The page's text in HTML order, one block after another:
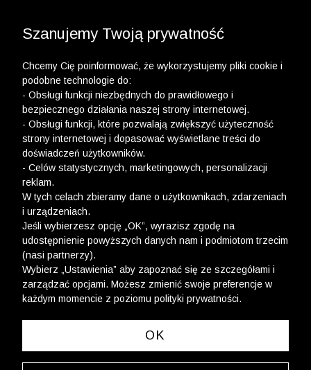
DRUGI I TRZECI PRODUKT >>
Koszule damskie
ROZMIAR KOSZULI
XXS
32
XS
34
Obwód klatki
piersiowej [+/-1
cm]
107 111
Obwód talii [+/-
1cm]
Długość całkowita
[+/-1cm]
70,5 71
Długość rękawa z
mankietem
[+/-1cm]
56,5 56,5
Szanujemy Twoją prywatność
Chcemy Cię poinformować, że wykorzystujemy pliki cookie i
podobne technologie do:
- Obsługi funkcji niezbędnych do prawidłowego i
bezpiecznego działania naszej strony internetowej.
- Obsługi funkcji, które pozwalają zwiększyć użyteczność
strony internetowej i dopasować wyświetlane treści do
doświadczeń użytkowników.
- Celów statystycznych, marketingowych, personalizacji
reklam.
W tych celach zbieramy dane o użytkownikach, zdarzeniach
i urządzeniach.
Jeśli wybierzesz opcję „OK”, wyrazisz zgodę na
udostępnienie powyższych danych nam i podmiotom trzecim
(nasi partnerzy).
Wybierz „Ustawienia” aby zapoznać się ze szczegółami i
zarządzać opcjami. Możesz zmienić swoje preferencje w
każdym momencie z poziomu polityki prywatności.
OK